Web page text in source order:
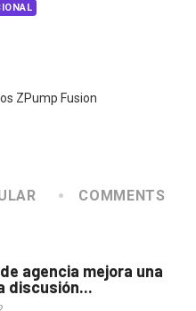
ZPump Fusion
COMMENTS
agencia mejora una
discusión...